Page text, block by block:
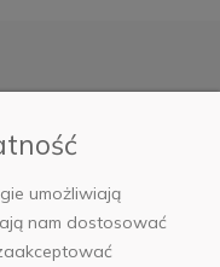
umożliwiają
nam dostosować